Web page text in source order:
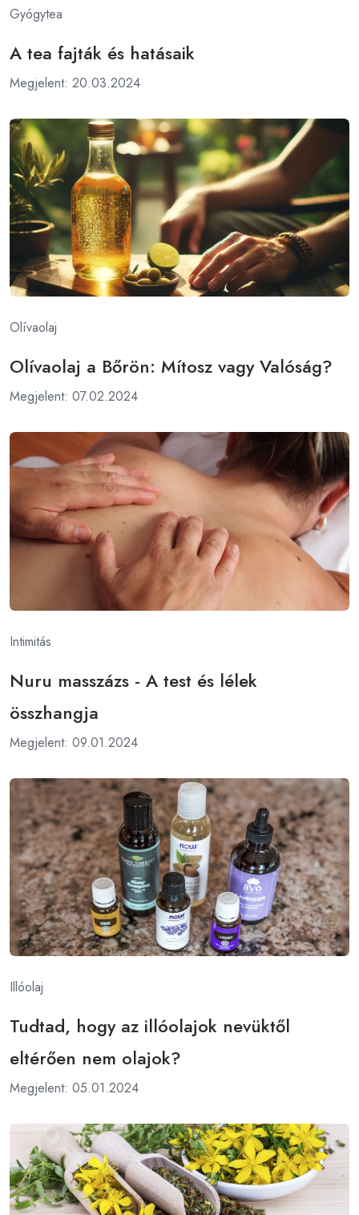
Gyógytea
A tea fajták és hatásaik
Megjelent: 20.03.2024
Olívaolaj
Olívaolaj a Bőrön: Mítosz vagy Valóság?
Megjelent: 07.02.2024
Intimitás
Nuru masszázs - A test és lélek
összhangja
Megjelent: 09.01.2024
Illóolaj
Tudtad, hogy az illóolajok nevüktől
eltérően nem olajok?
Megjelent: 05.01.2024